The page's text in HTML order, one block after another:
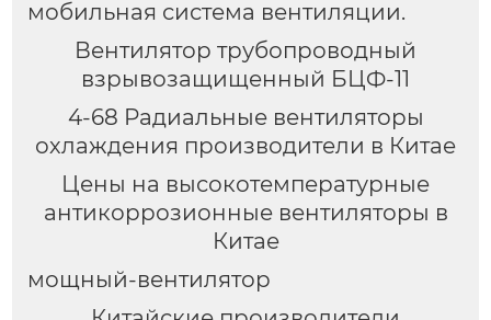
мобильная система вентиляции.
Вентилятор трубопроводный
взрывозащищенный БЦФ-11
4-68 Радиальные вентиляторы
охлаждения производители в Китае
Цены на высокотемпературные
антикоррозионные вентиляторы в
Китае
мощный-вентилятор